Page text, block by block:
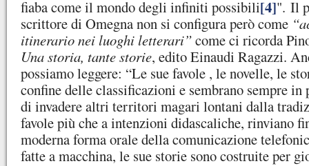
fiaba come il mondo degli infiniti possibili[4]". Il
scrittore di Omegna non si configura però come
itinerario nei luoghi letterari”come ci ricorda
Una storia, tante storie, edito Einaudi Ragazzi.
possiamo leggere: “Le sue favole , le novelle, le
confine delle classificazioni e sembrano sempre
di invadere altri territori magari lontani dalla
favole più che a intenzioni didascaliche, rinviano
moderna forma orale della comunicazione
fatte a macchina, le sue storie sono costruite per